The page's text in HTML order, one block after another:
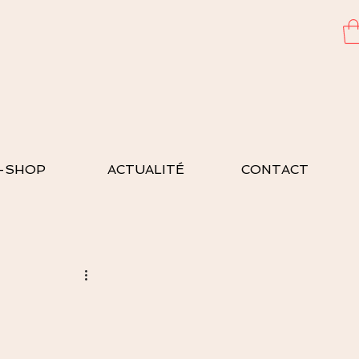
SHOP ACTUALITÉ CONTACT